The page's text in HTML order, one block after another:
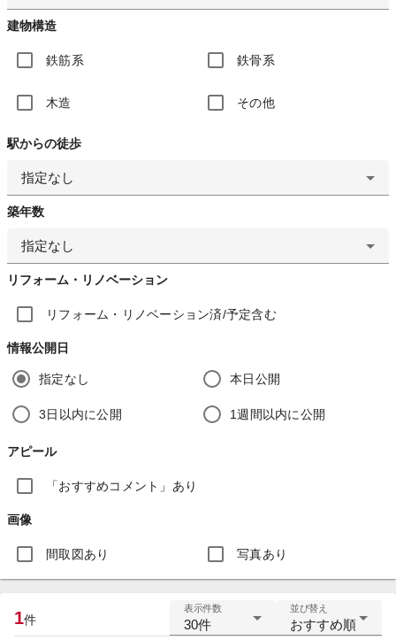
建物構造
鉄筋系 鉄骨系
木造 その他
駅からの徒歩
指定なし
築年数
指定なし
リフォーム・リノベーション
リフォーム・リノベーション済/予定含む
情報公開日
指定なし 本日公開
3日以内に公開 1週間以内に公開
アピール
「おすすめコメント」あり
画像
間取図あり 写真あり
1件
表示件数
30件
並び替え
おすすめ順